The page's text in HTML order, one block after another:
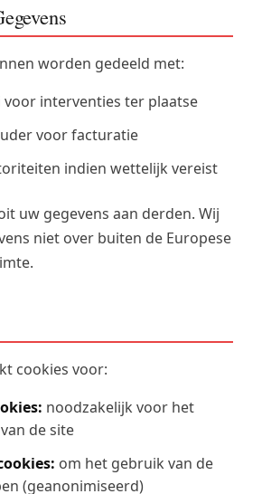
worden gedeeld met:
voor interventies ter plaatse
voor facturatie
indien wettelijk vereist
uw gegevens aan derden. Wij
niet over buiten de Europese
cookies voor:
noodzakelijk voor het
de site
om het gebruik van de
(geanonimiseerd)